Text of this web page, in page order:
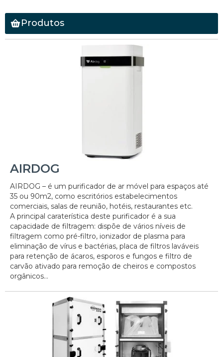
Produtos
AIRDOG
AIRDOG – é um purificador de ar móvel para espaços até
35 ou 90m2, como escritórios estabelecimentos
comerciais, salas de reunião, hotéis, restaurantes etc.
A principal caraterística deste purificador é a sua
capacidade de filtragem: dispõe de vários níveis de
filtragem como pré-filtro, ionizador de plasma para
eliminação de vírus e bactérias, placa de filtros laváveis
para retenção de ácaros, esporos e fungos e filtro de
carvão ativado para remoção de cheiros e compostos
orgânicos...